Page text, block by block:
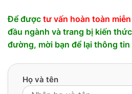
Để được tư vấn hoàn toàn
đầu ngành và trang bị kiến
đường, mời bạn để lại thông tin
Họ và tên